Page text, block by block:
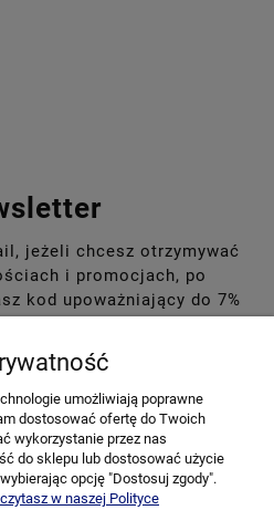
jeżeli chcesz otrzymywać
i promocjach, po
kod upoważniający do 7%
umożliwiają poprawne
dostosować ofertę do Twoich
wykorzystanie przez nas
do sklepu lub dostosować użycie
opcję "Dostosuj zgody".
w naszej Polityce